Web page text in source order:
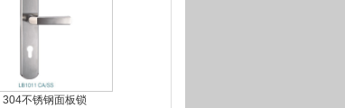
304不锈钢面板锁